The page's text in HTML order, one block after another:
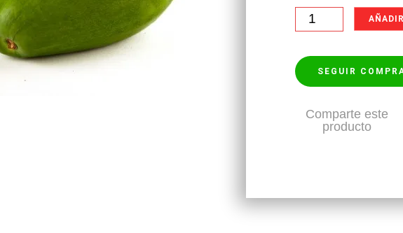
SEGUIR
Comparte este
producto